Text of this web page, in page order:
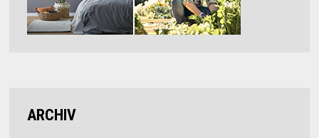
ARCHIV